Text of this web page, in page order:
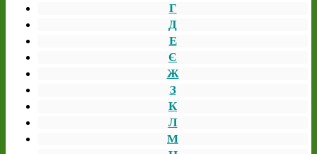
Г
Д
Е
Є
Ж
З
К
Л
М